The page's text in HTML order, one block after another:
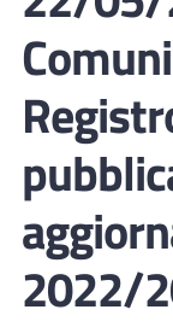
2022/